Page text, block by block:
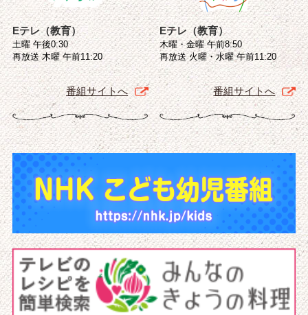
Eテレ（教育）
土曜 午後0:30
再放送 木曜 午前11:20
番組サイトへ
Eテレ（教育）
木曜・金曜 午前8:50
再放送 火曜・水曜 午前11:20
番組サイトへ